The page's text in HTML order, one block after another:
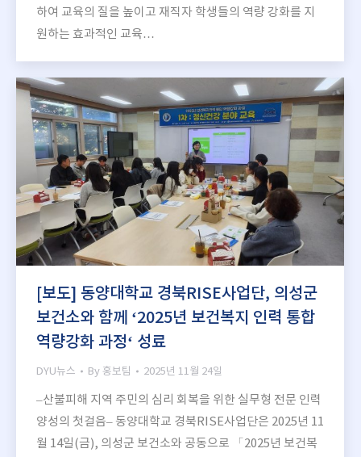
하여 교육의 질을 높이고 재직자 학생들의 역량 강화를 지
원하는 효과적인 교육…
[보도] 동양대학교 경북RISE사업단, 의성군
보건소와 함께 ‘2025년 보건복지 인력 통합
역량강화 과정‘ 성료
DYU뉴스 By 홍보팀 2025년 11월 24일
–산불피해 지역 주민의 심리 회복을 위한 실무형 전문 인력
양성의 첫걸음– 동양대학교 경북RISE사업단은 2025년 11
월 14일(금), 의성군 보건소와 공동으로 「2025년 보건복